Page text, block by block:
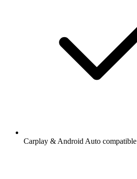
Carplay & Android Auto compatible